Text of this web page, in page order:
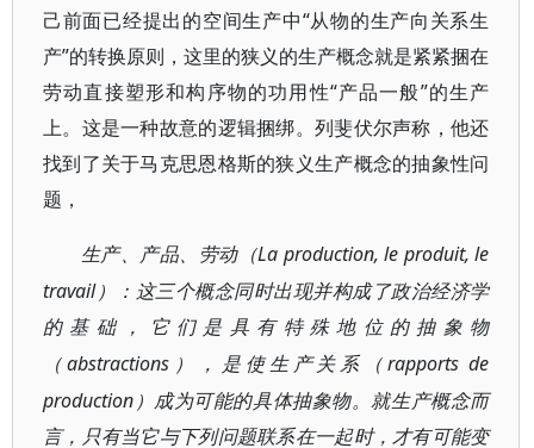
己前面已经提出的空间生产中“从物的生产向关系生
产”的转换原则，这里的狭义的生产概念就是紧紧捆在
劳动直接塑形和构序物的功用性“产品一般”的生产
上。这是一种故意的逻辑捆绑。列斐伏尔声称，他还
找到了关于马克思恩格斯的狭义生产概念的抽象性问
题，
生产、产品、劳动（La production, le produit, le
travail）：这三个概念同时出现并构成了政治经济学
的基础，它们是具有特殊地位的抽象物
（ abstractions），是使生产关系（rapports de
production ）成为可能的具体抽象物。就生产概念而
言，只有当它与下列问题联系在一起时，才有可能变